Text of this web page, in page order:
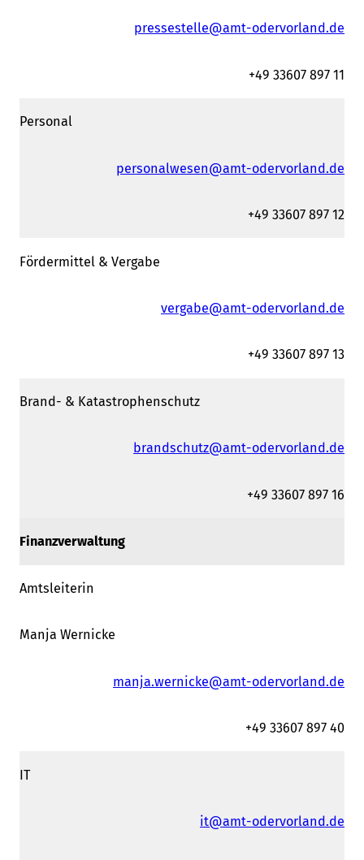
pressestelle@amt-odervorland.de
+49 33607 897 11
Personal
personalwesen@amt-odervorland.de
+49 33607 897 12
Fördermittel & Vergabe
vergabe@amt-odervorland.de
+49 33607 897 13
Brand- & Katastrophenschutz
brandschutz@amt-odervorland.de
+49 33607 897 16
Finanzverwaltung
Amtsleiterin
Manja Wernicke
manja.wernicke@amt-odervorland.de
+49 33607 897 40
IT
it@amt-odervorland.de